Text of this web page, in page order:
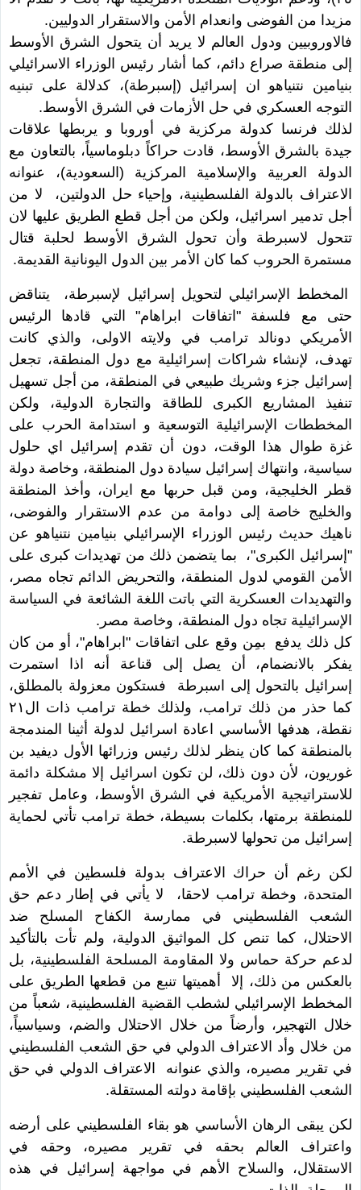
مزيدا من الفوضى وانعدام الأمن والاستقرار الدوليين.
فالاوروبيين ودول العالم لا يريد أن يتحول الشرق الأوسط
إلى منطقة صراع دائم، كما أشار رئيس الوزراء الاسرائيلي
بنيامين نتنياهو ان إسرائيل (إسبرطة)، كدلالة على تبنيه
التوجه العسكري في حل الأزمات في الشرق الأوسط.
لذلك فرنسا كدولة مركزية في أوروبا و يربطها علاقات
جيدة بالشرق الأوسط، قادت حراكاً دبلوماسياً، بالتعاون مع
الدولة العربية والإسلامية المركزية (السعودية)، عنوانه
الاعتراف بالدولة الفلسطينية، وإحياء حل الدولتين، لا من
أجل تدمير اسرائيل، ولكن من أجل قطع الطريق عليها لان
تتحول لاسبرطة وأن تحول الشرق الأوسط لحلبة قتال
مستمرة الحروب كما كان الأمر بين الدول اليونانية القديمة.
المخطط الإسرائيلي لتحويل إسرائيل لإسبرطة، يتناقض
حتى مع فلسفة "اتفاقات ابراهام" التي قادها الرئيس
الأمريكي دونالد ترامب في ولايته الاولى، والذي كانت
تهدف، لإنشاء شراكات إسرائيلية مع دول المنطقة، تجعل
إسرائيل جزء وشريك طبيعي في المنطقة، من أجل تسهيل
تنفيذ المشاريع الكبرى للطاقة والتجارة الدولية، ولكن
المخططات الإسرائيلية التوسعية و استدامة الحرب على
غزة طوال هذا الوقت، دون أن تقدم إسرائيل اي حلول
سياسية، وانتهاك إسرائيل سيادة دول المنطقة، وخاصة دولة
قطر الخليجية، ومن قبل حربها مع ايران، وأخذ المنطقة
والخليج خاصة إلى دوامة من عدم الاستقرار والفوضى،
ناهيك حديث رئيس الوزراء الإسرائيلي بنيامين نتنياهو عن
"إسرائيل الكبرى"، بما يتضمن ذلك من تهديدات كبرى على
الأمن القومي لدول المنطقة، والتحريض الدائم تجاه مصر،
والتهديدات العسكرية التي باتت اللغة الشائعة في السياسة
الإسرائيلية تجاه دول المنطقة، وخاصة مصر.
كل ذلك يدفع بمِن وقع على اتفاقات "ابراهام"، أو من كان
يفكر بالانضمام، أن يصل إلى قناعة أنه اذا استمرت
إسرائيل بالتحول إلى اسبرطة فستكون معزولة بالمطلق،
كما حذر من ذلك ترامب، ولذلك خطة ترامب ذات ال٢١
نقطة، هدفها الأساسي اعادة اسرائيل لدولة أثينا المندمجة
بالمنطقة كما كان ينظر لذلك رئيس وزرائها الأول ديفيد بن
غوريون، لأن دون ذلك، لن تكون اسرائيل إلا مشكلة دائمة
للاستراتيجية الأمريكية في الشرق الأوسط، وعامل تفجير
للمنطقة برمتها، بكلمات بسيطة، خطة ترامب تأتي لحماية
إسرائيل من تحولها لاسبرطة.
لكن رغم أن حراك الاعتراف بدولة فلسطين في الأمم
المتحدة، وخطة ترامب لاحقا، لا يأتي في إطار دعم حق
الشعب الفلسطيني في ممارسة الكفاح المسلح ضد
الاحتلال، كما تنص كل المواثيق الدولية، ولم تأت بالتأكيد
لدعم حركة حماس ولا المقاومة المسلحة الفلسطينية، بل
بالعكس من ذلك، إلا أهميتها تنبع من قطعها الطريق على
المخطط الإسرائيلي لشطب القضية الفلسطينية، شعباً من
خلال التهجير، وأرضاً من خلال الاحتلال والضم، وسياسياً،
من خلال وأد الاعتراف الدولي في حق الشعب الفلسطيني
في تقرير مصيره، والذي عنوانه الاعتراف الدولي في حق
الشعب الفلسطيني بإقامة دولته المستقلة.
لكن يبقى الرهان الأساسي هو بقاء الفلسطيني على أرضه
واعتراف العالم بحقه في تقرير مصيره، وحقه في
الاستقلال، والسلاح الأهم في مواجهة إسرائيل في هذه